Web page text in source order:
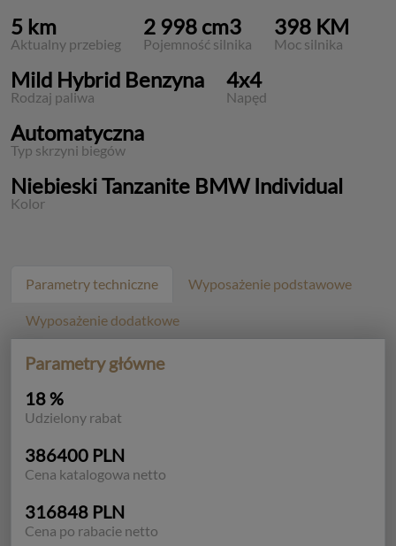
5 km
Aktualny przebieg
2 998 cm3
Pojemność silnika
398 KM
Moc silnika
Mild Hybrid Benzyna
Rodzaj paliwa
4x4
Napęd
Automatyczna
Typ skrzyni biegów
Niebieski Tanzanite BMW Individual
Kolor
Parametry techniczne Wyposażenie podstawowe
Wyposażenie dodatkowe
Parametry główne
18 %
Udzielony rabat
386400 PLN
Cena katalogowa netto
316848 PLN
Cena po rabacie netto